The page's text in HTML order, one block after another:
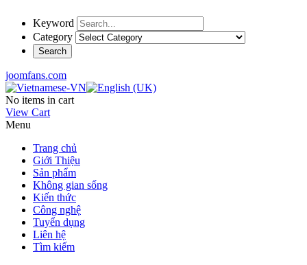
Keyword
Category
joomfans.com
No items in cart
View Cart
Menu
Trang chủ
Giới Thiệu
Sản phẩm
Không gian sống
Kiến thức
Công nghệ
Tuyển dụng
Liên hệ
Tìm kiếm